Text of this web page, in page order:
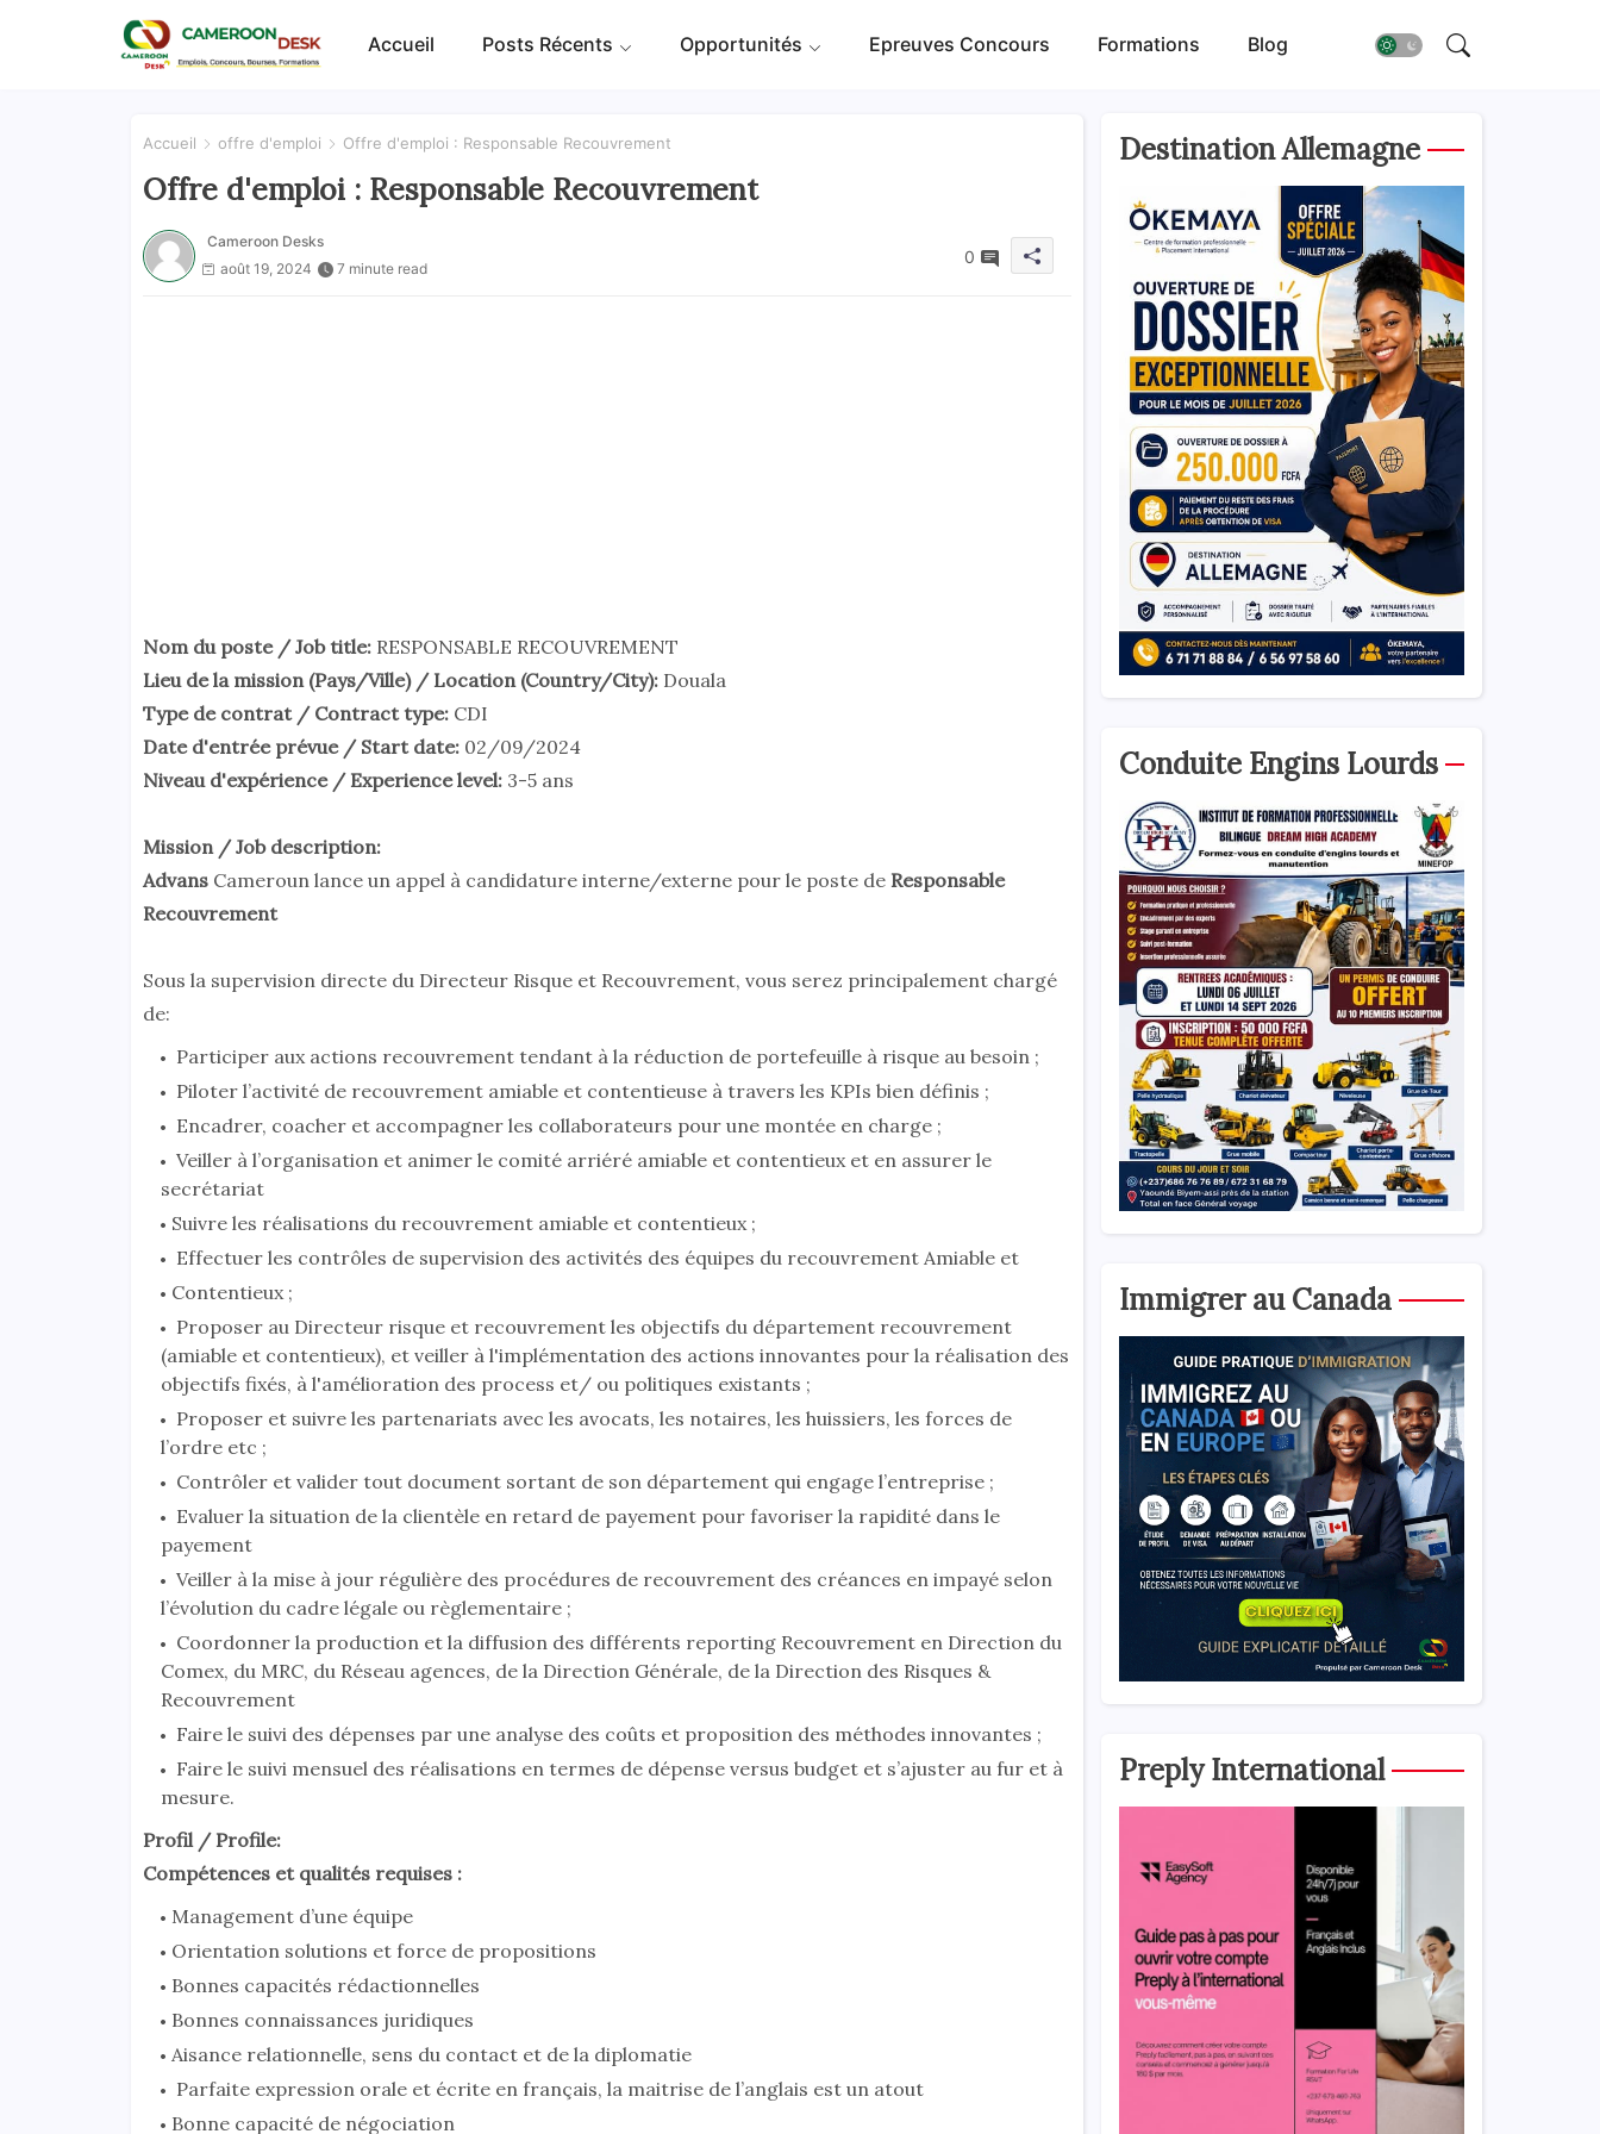
Accueil Posts Récents Opportunités Epreuves Concours Formations Blog
Accueil offre d'emploi Offre d'emploi : Responsable Recouvrement
Offre d'emploi : Responsable Recouvrement
Cameroon Desks
août 19, 2024
7 minute read
0
Nom du poste / Job title: RESPONSABLE RECOUVREMENT
Lieu de la mission (Pays/Ville) / Location (Country/City): Douala
Type de contrat / Contract type:CDI
Date d'entrée prévue / Start date: 02/09/2024
Niveau d'expérience / Experience level:3-5 ans
Mission / Job description:
Advans Cameroun lance un appel à candidature interne/externe pour le poste de Responsable
Recouvrement
Sous la supervision directe du Directeur Risque et Recouvrement, vous serez principalement chargé
de:
Participer aux actions recouvrement tendant à la réduction de portefeuille à risque au besoin ;
Piloter l’activité de recouvrement amiable et contentieuse à travers les KPIs bien définis ;
Encadrer, coacher et accompagner les collaborateurs pour une montée en charge ;
Veiller à l’organisation et animer le comité arriéré amiable et contentieux et en assurer le
secrétariat
Suivre les réalisations du recouvrement amiable et contentieux ;
Effectuer les contrôles de supervision des activités des équipes du recouvrement Amiable et
Contentieux ;
Proposer au Directeur risque et recouvrement les objectifs du département recouvrement
(amiable et contentieux), et veiller à l'implémentation des actions innovantes pour la réalisation des
objectifs fixés, à l'amélioration des process et/ ou politiques existants ;
Proposer et suivre les partenariats avec les avocats, les notaires, les huissiers, les forces de
l’ordre etc ;
Contrôler et valider tout document sortant de son département qui engage l’entreprise ;
Evaluer la situation de la clientèle en retard de payement pour favoriser la rapidité dans le
payement
Veiller à la mise à jour régulière des procédures de recouvrement des créances en impayé selon
l’évolution du cadre légale ou règlementaire ;
Coordonner la production et la diffusion des différents reporting Recouvrement en Direction du
Comex, du MRC, du Réseau agences, de la Direction Générale, de la Direction des Risques &
Recouvrement
Faire le suivi des dépenses par une analyse des coûts et proposition des méthodes innovantes ;
Faire le suivi mensuel des réalisations en termes de dépense versus budget et s’ajuster au fur et à
mesure.
Profil / Profile:
Compétences et qualités requises :
Management d’une équipe
Orientation solutions et force de propositions
Bonnes capacités rédactionnelles
Bonnes connaissances juridiques
Aisance relationnelle, sens du contact et de la diplomatie
Parfaite expression orale et écrite en français, la maitrise de l’anglais est un atout
Bonne capacité de négociation
Destination Allemagne
Conduite Engins Lourds
Immigrer au Canada
Preply International